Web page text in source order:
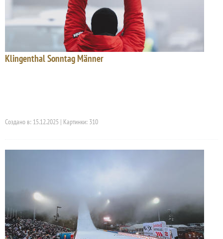
Klingenthal Sonntag Männer
Создано в: 15.12.2025 | Картинки: 310